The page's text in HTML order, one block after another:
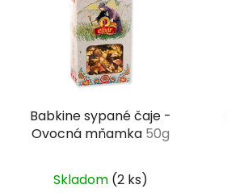
Babkine sypané čaje -
Ovocná mňamka 50g
Skladom (2 ks)